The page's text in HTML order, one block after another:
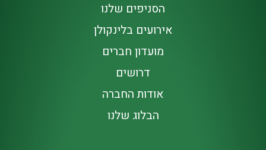
הסניפים שלנו
אירועים בלינקולן
מועדון חברים
דרושים
אודות החברה
הבלוג שלנו